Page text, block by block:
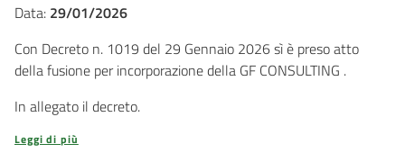
Data: 29/01/2026
Con Decreto n. 1019 del 29 Gennaio 2026 sì è preso atto
della fusione per incorporazione della GF CONSULTING .
In allegato il decreto.
Leggi di più